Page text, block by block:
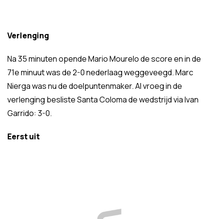
Verlenging
Na 35 minuten opende Mario Mourelo de score en in de
71e minuut was de 2-0 nederlaag weggeveegd. Marc
Nierga was nu de doelpuntenmaker. Al vroeg in de
verlenging besliste Santa Coloma de wedstrijd via Ivan
Garrido: 3-0.
Eerst uit